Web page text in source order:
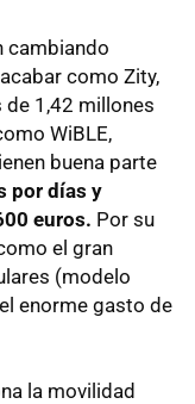
cambiando
como Zity,
1,42 millones
WiBLE,
buena parte
por días y
euros. Por su
el gran
(modelo
enorme gasto de
la movilidad